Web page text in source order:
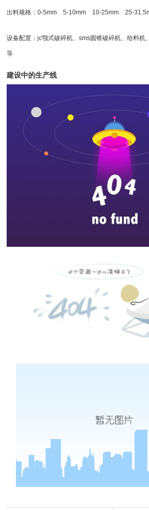
出料规格：0-5mm 5-10mm 10-25mm 25-
设备配置：jc颚式破碎机、sms圆锥破碎机、给料机
等
建设中的生产线